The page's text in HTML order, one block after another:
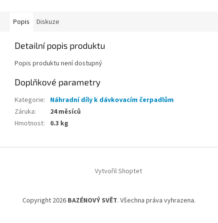
Popis Diskuze
Detailní popis produktu
Popis produktu není dostupný
Doplňkové parametry
Kategorie: Náhradní díly k dávkovacím čerpadlům
Záruka:
24 měsíců
Hmotnost: 0.3 kg
Vytvořil Shoptet
Copyright 2026 BAZÉNOVÝ SVĚT. Všechna práva vyhrazena.